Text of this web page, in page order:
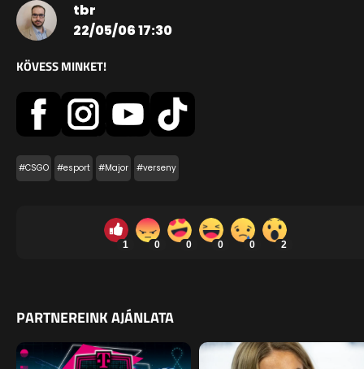
tbr
22/05/06 17:30
KÖVESS MINKET!
#CSGO #esport #Major #verseny
1 0 0 0 0 2
PARTNEREINK AJÁNLATA